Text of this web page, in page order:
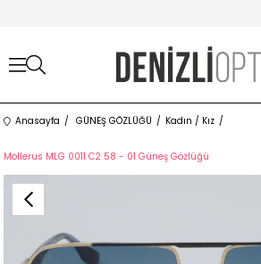
Anasayfa GÜNEŞ GÖZLÜĞÜ Kadın / Kız
Mollerus MLG 0011 C2 58 - 01 Güneş Gözlüğü